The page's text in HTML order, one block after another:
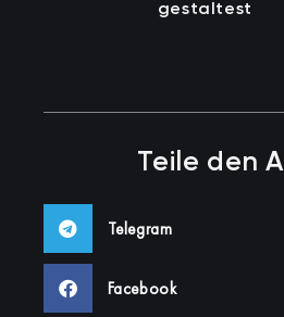
gestaltest
Teile den
Telegram
Facebook